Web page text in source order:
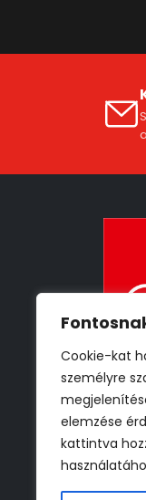
Cookie-kat
személyre
elemzése
kattintva
**